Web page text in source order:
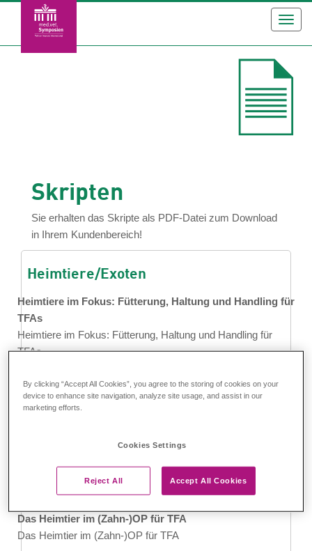
Skripten
Sie erhalten das Skripte als PDF-Datei zum Download
in Ihrem Kundenbereich!
Heimtiere/Exoten
Heimtiere im Fokus: Fütterung, Haltung und Handling für
TFAs
Heimtiere im Fokus: Fütterung, Haltung und Handling für
TFAs
Bestellen
Das 1x1 der Vogelmedizin für TierärztInnen
Das Heimtier im (Zahn-)OP für TFA
Das Heimtier im (Zahn-)OP für TFA
By clicking “Accept All Cookies”, you agree to the storing of cookies on your
device to enhance site navigation, analyze site usage, and assist in our
marketing efforts.
Cookies Settings
Reject All Accept All Cookies